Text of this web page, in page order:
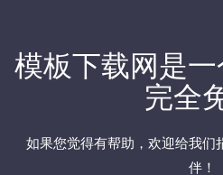
模板下载网是一
完全
如果您觉得有帮助，欢迎给我们
伴！